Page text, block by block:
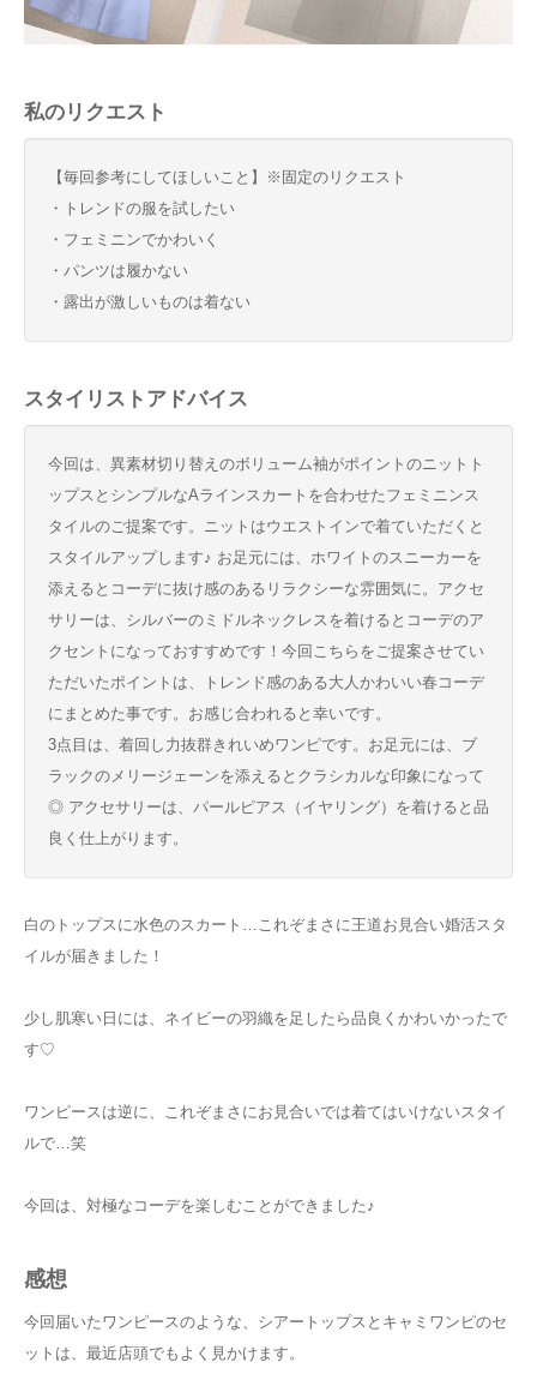
私のリクエスト
【毎回参考にしてほしいこと】※固定のリクエスト
・トレンドの服を試したい
・フェミニンでかわいく
・パンツは履かない
・露出が激しいものは着ない
スタイリストアドバイス
今回は、異素材切り替えのボリューム袖がポイントのニットト
ップスとシンプルなAラインスカートを合わせたフェミニンス
タイルのご提案です。ニットはウエストインで着ていただくと
スタイルアップします♪ お足元には、ホワイトのスニーカーを
添えるとコーデに抜け感のあるリラクシーな雰囲気に。アクセ
サリーは、シルバーのミドルネックレスを着けるとコーデのア
クセントになっておすすめです！今回こちらをご提案させてい
ただいたポイントは、トレンド感のある大人かわいい春コーデ
にまとめた事です。お感じ合われると幸いです。
3点目は、着回し力抜群きれいめワンピです。お足元には、ブ
ラックのメリージェーンを添えるとクラシカルな印象になって
◎ アクセサリーは、パールピアス（イヤリング）を着けると品
良く仕上がります。
白のトップスに水色のスカート…これぞまさに王道お見合い婚活スタ
イルが届きました！
少し肌寒い日には、ネイビーの羽織を足したら品良くかわいかったで
す♡
ワンピースは逆に、これぞまさにお見合いでは着てはいけないスタイ
ルで…笑
今回は、対極なコーデを楽しむことができました♪
感想
今回届いたワンピースのような、シアートップスとキャミワンピのセ
ットは、最近店頭でもよく見かけます。